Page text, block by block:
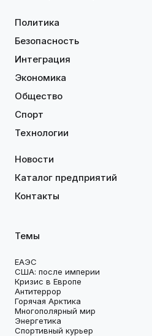
Политика
Безопасность
Интеграция
Экономика
Общество
Спорт
Технологии
Новости
Каталог предприятий
Контакты
Темы
ЕАЭС
США: после империи
Кризис в Европе
Антитеррор
Горячая Арктика
Многополярный мир
Энергетика
Спортивный курьер